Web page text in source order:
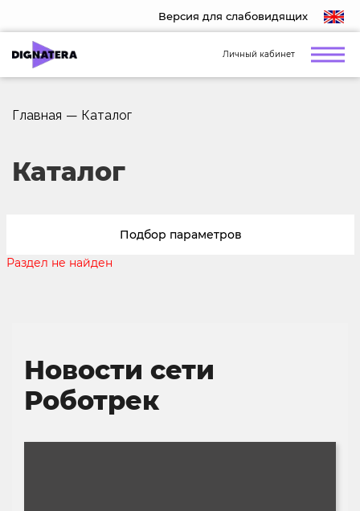
Версия для слабовидящих
Личный кабинет
Главная — Каталог
Каталог
Подбор параметров
Раздел не найден
Новости сети
Роботрек